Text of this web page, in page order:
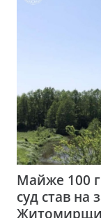
Майже 100
суд став на